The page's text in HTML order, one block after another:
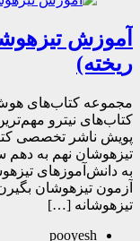
آموزش
ریخته)
مجموعه کتاب‌های
کتاب‌های نیترو
پویش ناشر تخصصی
تیزهوشان نهم به دهم
به دانش‌آموزهای
آزمون تیزهوشان
تیزهوشانه […]
pooyesh